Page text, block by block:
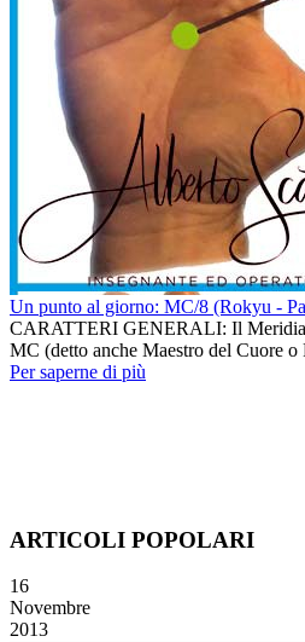
Un punto al giorno: MC/8 (Rokyu -
CARATTERI GENERALI: Il
MC (detto anche Maestro del Cuore o
Per saperne di più
ARTICOLI POPOLARI
16
Novembre
2013